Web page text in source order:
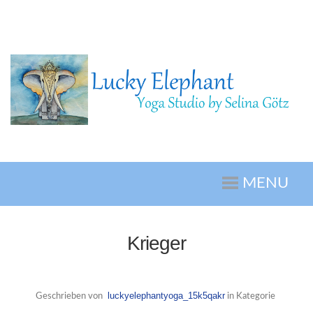
MENU
Krieger
Geschrieben von luckyelephantyoga_15k5qakrin Kategorie